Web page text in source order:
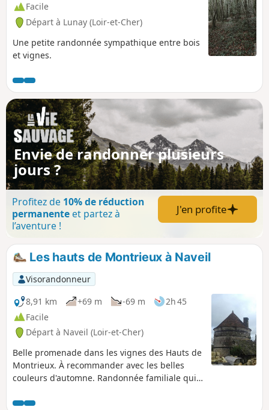
Facile
Départ à Lunay (Loir-et-Cher)
Une petite randonnée sympathique entre bois
et vignes.
Envie de randonner plusieurs
jours ?
Profitez de 10% de réduction
permanenteet partez à
l’aventure !
J'en profite
Les hauts de Montrieux à Naveil
Visorandonneur
8,91 km
+69 m -69 m
2h 45
Facile
Départ à Naveil (Loir-et-Cher)
Belle promenade dans les vignes des Hauts de
Montrieux. À recommander avec les belles
couleurs d'automne. Randonnée familiale qui
pratiques).